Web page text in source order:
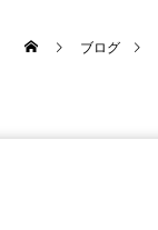
ブログ